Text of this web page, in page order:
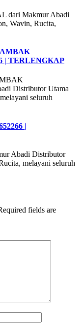
dari Makmur Abadi
Wavin, Rucita,
| TERLENGKAP
Distributor Utama
seluruh
|
Abadi Distributor
melayani seluruh
fields are